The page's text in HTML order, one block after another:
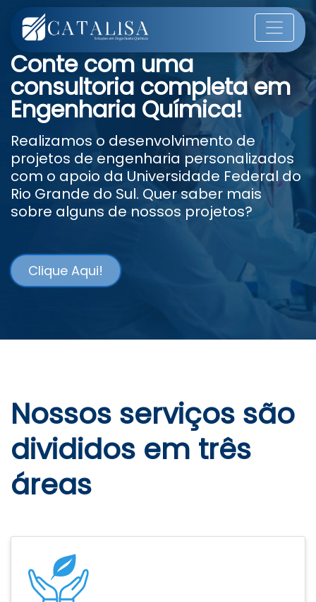
Conte com uma
consultoria completa em
Engenharia Química!
Realizamos o desenvolvimento de
projetos de engenharia personalizados
com o apoio da Universidade Federal do
Rio Grande do Sul. Quer saber mais
sobre alguns de nossos projetos?
Clique Aqui!
Nossos serviços são
divididos em três
áreas